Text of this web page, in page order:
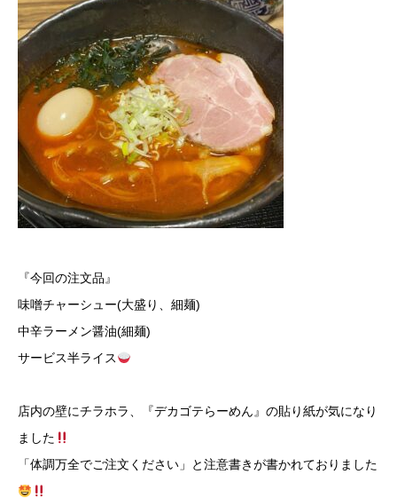
『今回の注文品』
味噌チャーシュー(大盛り、細麺)
中辛ラーメン醤油(細麺)
サービス半ライス
店内の壁にチラホラ、『デカゴテらーめん』の貼り紙が気になり
ました
「体調万全でご注文ください」と注意書きが書かれておりました